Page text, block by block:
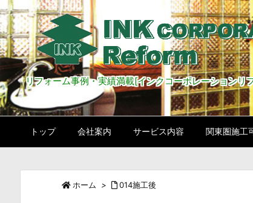
リフォーム事例・実績満載[インクコーポレーションリ
トップ 会社案内 サービス内容 関東圏施工
ホーム > 014施工後